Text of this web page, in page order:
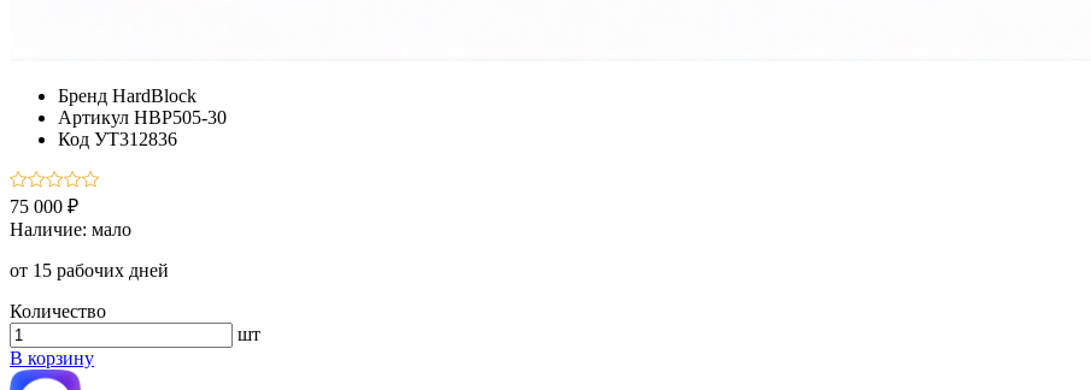
Бренд HardBlock
Артикул HBP505-30
Код УТ312836
75 000 ₽
Наличие: мало
от 15 рабочих дней
Количество
шт
В корзину